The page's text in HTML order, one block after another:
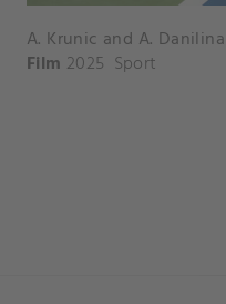
Film 2025 Sport